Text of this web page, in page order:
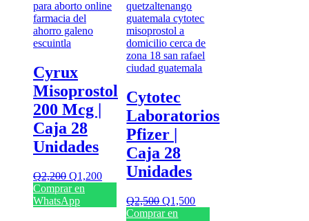
Cyrux
Misoprostol
200 Mcg |
Caja 28
Unidades
Q2,200 El
precio
original
Q1,200El
actual
Comprar en
WhatsApp
Cytotec
Laboratorios
Pfizer |
Caja 28
Unidades
Q2,500 El
precio
Q1,500El
Comprar en